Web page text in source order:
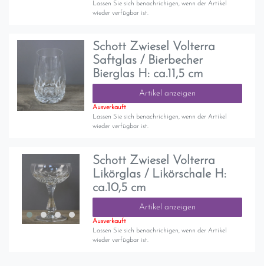
Lassen Sie sich benachrichigen, wenn der Artikel
wieder verfügbar ist.
Schott Zwiesel Volterra
Saftglas / Bierbecher
Bierglas H: ca.11,5 cm
Artikel anzeigen
Ausverkauft
Lassen Sie sich benachrichigen, wenn der Artikel
wieder verfügbar ist.
Schott Zwiesel Volterra
Likörglas / Likörschale H:
ca.10,5 cm
Artikel anzeigen
Ausverkauft
Lassen Sie sich benachrichigen, wenn der Artikel
wieder verfügbar ist.